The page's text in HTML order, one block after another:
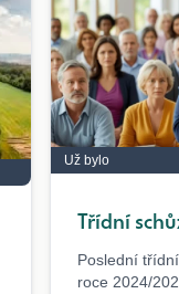
Už bylo
Třídní
Poslední
roce 2024/